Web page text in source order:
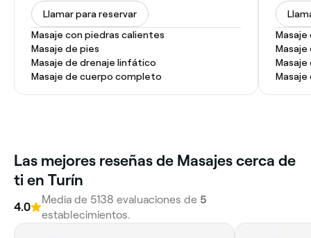
Llamar para reservar
Masaje con piedras calientes
Masaje de pies
Masaje de drenaje linfático
Masaje de cuerpo completo
Masaje
‎Las mejores reseñas de Masajes cerca de
ti en Turín
4.0
Media de ‎5138‎ evaluaciones de ‎5‎
establecimientos.